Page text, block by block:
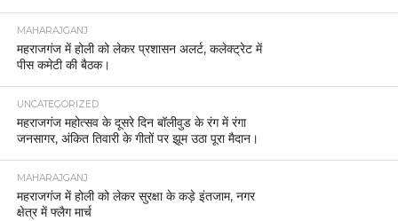
MAHARAJGANJ
महराजगंज में होली को लेकर प्रशासन अलर्ट, कलेक्ट्रेट में
पीस कमेटी की बैठक।
UNCATEGORIZED
महराजगंज महोत्सव के दूसरे दिन बॉलीवुड के रंग में रंगा
जनसागर, अंकित तिवारी के गीतों पर झूम उठा पूरा मैदान।
MAHARAJGANJ
महराजगंज में होली को लेकर सुरक्षा के कड़े इंतजाम, नगर
क्षेत्र में फ्लैग मार्च